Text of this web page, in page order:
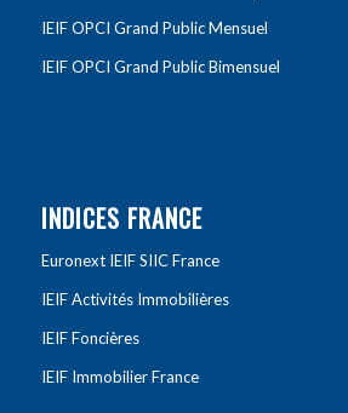
IEIF OPCI Grand Public Mensuel
IEIF OPCI Grand Public Bimensuel
INDICES FRANCE
Euronext IEIF SIIC France
IEIF Activités Immobilières
IEIF Foncières
IEIF Immobilier France